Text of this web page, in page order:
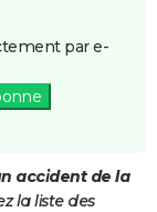
par e-
accident de la
la liste des